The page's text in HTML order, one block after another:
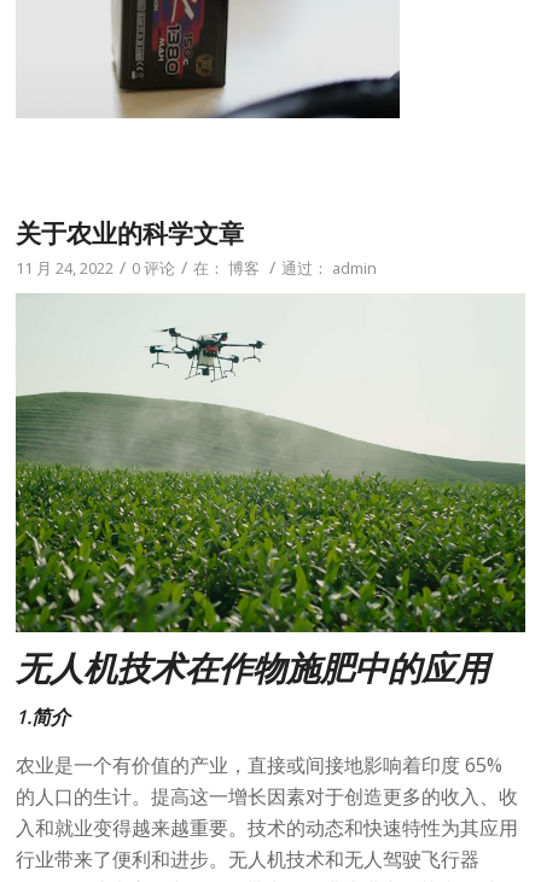
关于农业的科学文章
11 月 24, 2022 / 0 评论 / 在：博客 / 通过： admin
无人机技术在作物施肥中的应用
1.简介
农业是一个有价值的产业，直接或间接地影响着印度 65%
的人口的生计。提高这一增长因素对于创造更多的收入、收
入和就业变得越来越重要。技术的动态和快速特性为其应用
行业带来了便利和进步。无人机技术和无人驾驶飞行器